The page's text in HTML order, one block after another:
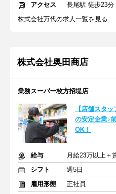
アクセス
長尾駅 徒歩23分
株式会社万代の求人一覧を見る
株式会社奥田商店
業務スーパー枚方招堤店
【店舗スタ
の安定企業♪
OK！
給与
シフト
週5日
雇用形態
正社員